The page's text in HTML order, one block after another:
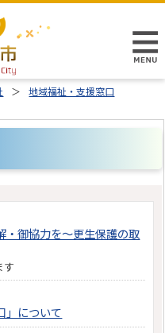
地域福祉・支援窓口
・御協力を～更生保護の取
す
」について